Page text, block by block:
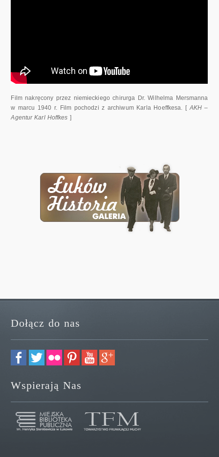
Film nakręcony przez niemieckiego chirurga Dr. Wilhelma Mersmanna
w marcu 1940 r. Film pochodzi z archiwum Karla Hoeffkesa. [AKH –
Agentur Karl Hoffkes ]
Dołącz do nas
Wspierają Nas